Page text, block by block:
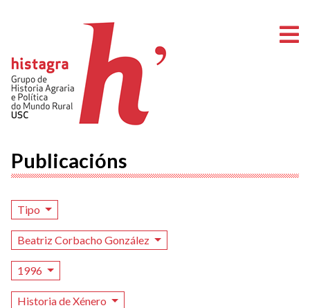
Publicacións
Tipo
Beatriz Corbacho González
1996
Historia de Xénero